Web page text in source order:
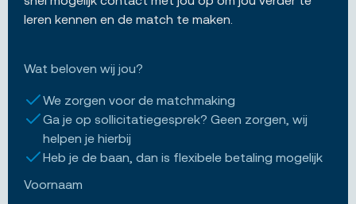
leren kennen en de match te maken.
Wat beloven wij jou?
We zorgen voor de matchmaking
Ga je op sollicitatiegesprek? Geen zorgen, wij
helpen je hierbij
Heb je de baan, dan is flexibele betaling mogelijk
Voornaam